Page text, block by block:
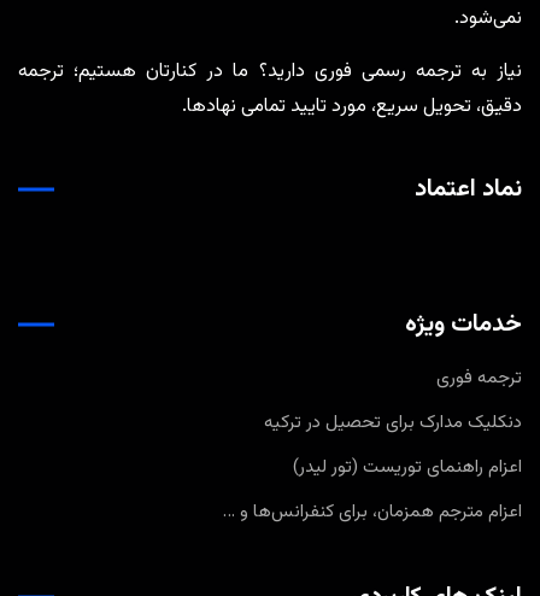
نمی‌شود.
نیاز به ترجمه رسمی فوری دارید؟ ما در کنارتان هستیم؛ ترجمه
دقیق، تحویل سریع، مورد تایید تمامی نهادها.
نماد اعتماد
خدمات ویژه
ترجمه فوری
دنکلیک مدارک برای تحصیل در ترکیه
اعزام راهنمای توریست (تور لیدر)
اعزام مترجم همزمان، برای کنفرانس‌ها و …